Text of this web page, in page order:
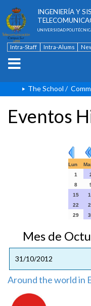
INGENIERÍA Y
UNIVERSIDAD
Intra-Staff Intra-Alums
The School /
Eventos
Lun
1
8
15
22
29
Mes de
31/10/2012
Around the world in